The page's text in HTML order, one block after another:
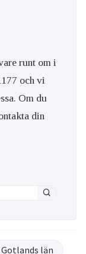
runt om i
och vi
Om du
din
Gotlands län